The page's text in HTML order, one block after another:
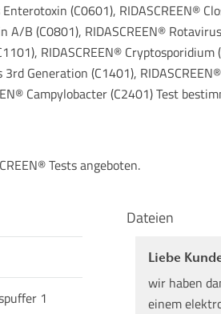
(C0601), RIDASCREEN®
A/B (C0801), RIDASCREEN®
RIDASCREEN® Cryptosporidium
Generation (C1401),
Campylobacter (C2401) Test
Tests angeboten.
1
Dateien
Liebe
wir haben
einem